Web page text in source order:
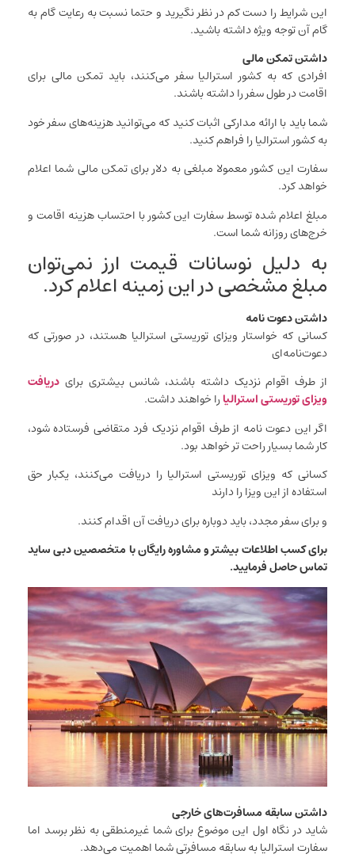
این شرایط را دست کم در نظر نگیرید و حتما نسبت به رعایت گام به
گام آن توجه ویژه داشته باشید.
داشتن تمکن مالی
افرادی که به کشور استرالیا سفر می‌کنند، باید تمکن مالی برای
اقامت در طول سفر را داشته باشند.
شما باید با ارائه مدارکی اثبات کنید که می‌توانید هزینه‌های سفر خود
به کشور استرالیا را فراهم کنید.
سفارت این کشور معمولا مبلغی به دلار برای تمکن مالی شما اعلام
خواهد کرد.
مبلغ اعلام شده توسط سفارت این کشور با احتساب هزینه اقامت و
خرج‌های روزانه شما است.
به دلیل نوسانات قیمت ارز نمی‌توان
مبلغ مشخصی در این زمینه اعلام کرد.
داشتن دعوت نامه
کسانی که خواستار ویزای توریستی استرالیا هستند، در صورتی که
دعوت‌نامه‌ای
از طرف اقوام نزدیک داشته باشند، شانس بیشتری برای دریافت
ویزای توریستی استرالیارا خواهند داشت.
اگر این دعوت نامه از طرف اقوام نزدیک فرد متقاضی فرستاده شود،
کار شما بسیار راحت تر خواهد بود.
کسانی که ویزای توریستی استرالیا را دریافت می‌کنند، یکبار حق
استفاده از این ویزا را دارند
و برای سفر مجدد، باید دوباره برای دریافت آن اقدام کنند.
برای کسب اطلاعات بیشتر و مشاوره رایگان با متخصصین دبی ساید
تماس حاصل فرمایید.
داشتن سابقه مسافرت‌های خارجی
شاید در نگاه اول این موضوع برای شما غیرمنطقی به نظر برسد اما
سفارت استرالیا به سابقه مسافرتی شما اهمیت می‌دهد.